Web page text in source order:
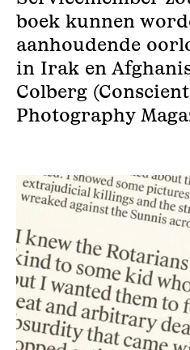
boek kunnen
aanhoudende
in Irak en
Colberg
Photography